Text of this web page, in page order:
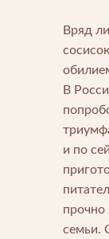
Вряд
В
и по
прочно
семьи.
Напишите
Мы открыты
Мы будем